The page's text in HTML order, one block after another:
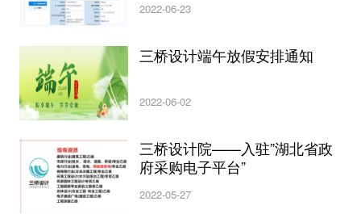
2022-06-23
三桥设计端午放假安排通知
2022-06-02
三桥设计院——入驻”湖北省政
府采购电子平台”
2022-05-27